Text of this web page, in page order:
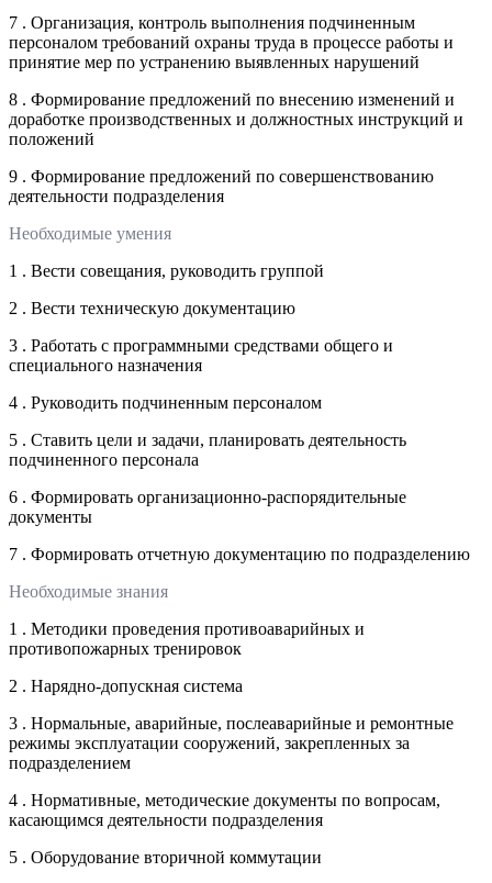
7 . Организация, контроль выполнения подчиненным
персоналом требований охраны труда в процессе работы и
принятие мер по устранению выявленных нарушений
8 . Формирование предложений по внесению изменений и
доработке производственных и должностных инструкций и
положений
9 . Формирование предложений по совершенствованию
деятельности подразделения
Необходимые умения
1 . Вести совещания, руководить группой
2 . Вести техническую документацию
3 . Работать с программными средствами общего и
специального назначения
4 . Руководить подчиненным персоналом
5 . Ставить цели и задачи, планировать деятельность
подчиненного персонала
6 . Формировать организационно-распорядительные
документы
7 . Формировать отчетную документацию по подразделению
Необходимые знания
1 . Методики проведения противоаварийных и
противопожарных тренировок
2 . Нарядно-допускная система
3 . Нормальные, аварийные, послеаварийные и ремонтные
режимы эксплуатации сооружений, закрепленных за
подразделением
4 . Нормативные, методические документы по вопросам,
касающимся деятельности подразделения
5 . Оборудование вторичной коммутации